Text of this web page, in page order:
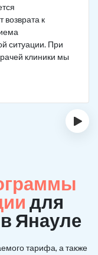
возврата к
ситуации. При
клиники мы
›
для
Янауле
тарифа, а также